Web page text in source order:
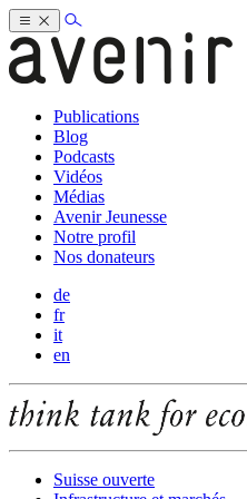
Publications
Blog
Podcasts
Vidéos
Médias
Avenir Jeunesse
Notre profil
Nos donateurs
de
fr
it
en
Suisse ouverte